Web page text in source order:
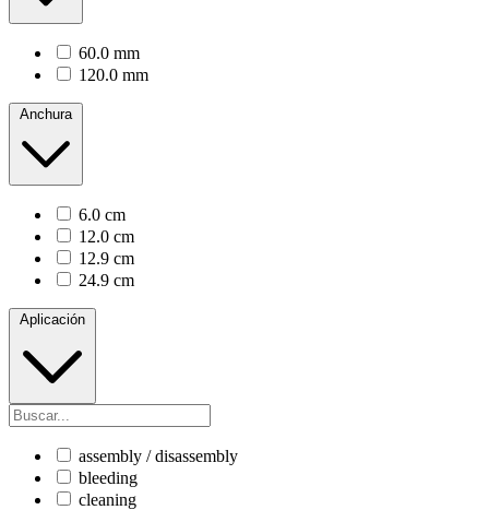
60.0 mm
120.0 mm
Anchura
6.0 cm
12.0 cm
12.9 cm
24.9 cm
Aplicación
assembly / disassembly
bleeding
cleaning